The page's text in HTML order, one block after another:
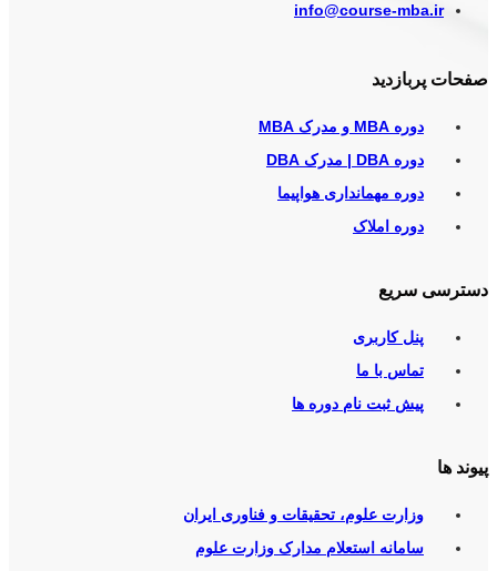
info@course-mba.ir
صفحات پربازدید
دوره MBA و مدرک MBA
دوره DBA | مدرک DBA
دوره مهمانداری هواپیما
دوره املاک
دسترسی سریع
پنل کاربری
تماس با ما
پیش ثبت نام دوره ها
پیوند ها
وزارت علوم، تحقیقات و فناوری ایران
سامانه استعلام مدارک وزارت علوم